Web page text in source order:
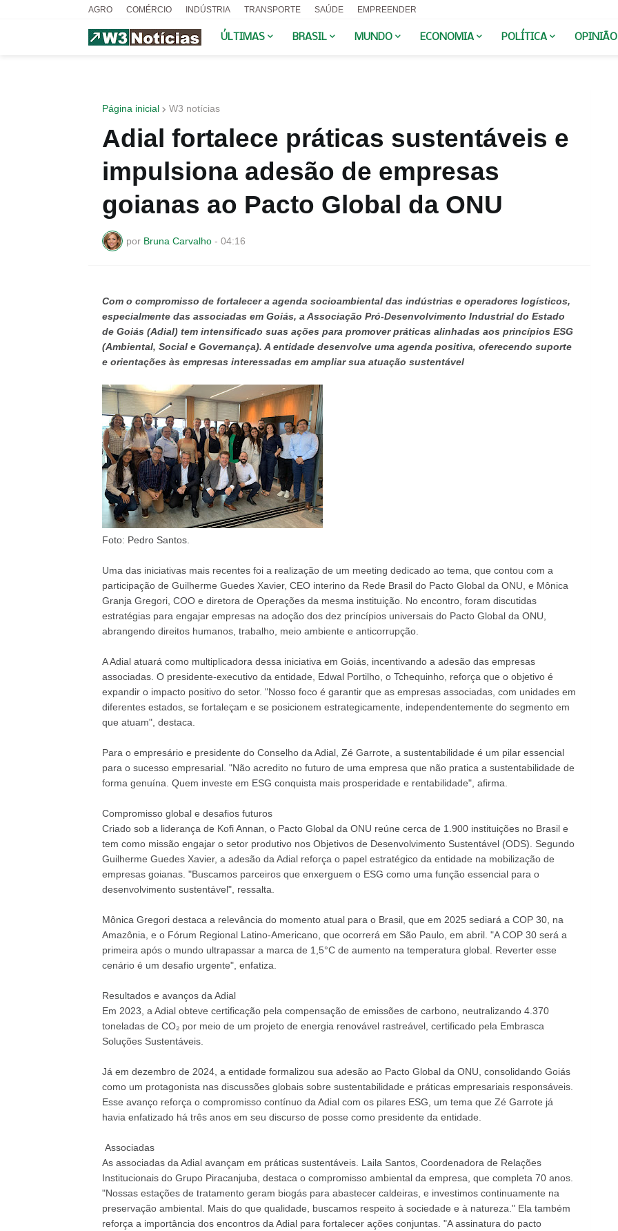
AGRO COMÉRCIO INDÚSTRIA TRANSPORTE SAÚDE EMPREENDER
ÚLTIMAS BRASIL MUNDO ECONOMIA POLÍTICA OPINIÃO
Página inicial W3 notícias
Adial fortalece práticas sustentáveis e
impulsiona adesão de empresas
goianas ao Pacto Global da ONU
por Bruna Carvalho - 04:16
Com o compromisso de fortalecer a agenda socioambiental das indústrias e operadores logísticos,
especialmente das associadas em Goiás, a Associação Pró-Desenvolvimento Industrial do Estado
de Goiás (Adial) tem intensificado suas ações para promover práticas alinhadas aos princípios ESG
(Ambiental, Social e Governança). A entidade desenvolve uma agenda positiva, oferecendo suporte
e orientações às empresas interessadas em ampliar sua atuação sustentável
Foto: Pedro Santos.
Uma das iniciativas mais recentes foi a realização de um meeting dedicado ao tema, que contou com a
participação de Guilherme Guedes Xavier, CEO interino da Rede Brasil do Pacto Global da ONU, e Mônica
Granja Gregori, COO e diretora de Operações da mesma instituição. No encontro, foram discutidas
estratégias para engajar empresas na adoção dos dez princípios universais do Pacto Global da ONU,
abrangendo direitos humanos, trabalho, meio ambiente e anticorrupção.
A Adial atuará como multiplicadora dessa iniciativa em Goiás, incentivando a adesão das empresas
associadas. O presidente-executivo da entidade, Edwal Portilho, o Tchequinho, reforça que o objetivo é
expandir o impacto positivo do setor. "Nosso foco é garantir que as empresas associadas, com unidades em
diferentes estados, se fortaleçam e se posicionem estrategicamente, independentemente do segmento em
que atuam", destaca.
Para o empresário e presidente do Conselho da Adial, Zé Garrote, a sustentabilidade é um pilar essencial
para o sucesso empresarial. "Não acredito no futuro de uma empresa que não pratica a sustentabilidade de
forma genuína. Quem investe em ESG conquista mais prosperidade e rentabilidade", afirma.
Compromisso global e desafios futuros
Criado sob a liderança de Kofi Annan, o Pacto Global da ONU reúne cerca de 1.900 instituições no Brasil e
tem como missão engajar o setor produtivo nos Objetivos de Desenvolvimento Sustentável (ODS). Segundo
Guilherme Guedes Xavier, a adesão da Adial reforça o papel estratégico da entidade na mobilização de
empresas goianas. "Buscamos parceiros que enxerguem o ESG como uma função essencial para o
desenvolvimento sustentável", ressalta.
Mônica Gregori destaca a relevância do momento atual para o Brasil, que em 2025 sediará a COP 30, na
Amazônia, e o Fórum Regional Latino-Americano, que ocorrerá em São Paulo, em abril. "A COP 30 será a
primeira após o mundo ultrapassar a marca de 1,5°C de aumento na temperatura global. Reverter esse
cenário é um desafio urgente", enfatiza.
Resultados e avanços da Adial
Em 2023, a Adial obteve certificação pela compensação de emissões de carbono, neutralizando 4.370
toneladas de CO₂ por meio de um projeto de energia renovável rastreável, certificado pela Embrasca
Soluções Sustentáveis.
Já em dezembro de 2024, a entidade formalizou sua adesão ao Pacto Global da ONU, consolidando Goiás
como um protagonista nas discussões globais sobre sustentabilidade e práticas empresariais responsáveis.
Esse avanço reforça o compromisso contínuo da Adial com os pilares ESG, um tema que Zé Garrote já
havia enfatizado há três anos em seu discurso de posse como presidente da entidade.
Associadas
As associadas da Adial avançam em práticas sustentáveis. Laila Santos, Coordenadora de Relações
Institucionais do Grupo Piracanjuba, destaca o compromisso ambiental da empresa, que completa 70 anos.
"Nossas estações de tratamento geram biogás para abastecer caldeiras, e investimos continuamente na
preservação ambiental. Mais do que qualidade, buscamos respeito à sociedade e à natureza." Ela também
reforça a importância dos encontros da Adial para fortalecer ações conjuntas. "A assinatura do pacto